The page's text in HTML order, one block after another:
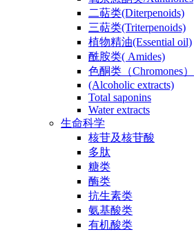
二萜类(Diterpenoids)
三萜类(Triterpenoids)
植物精油(Essential oil)
酰胺类( Amides)
色酮类（Chromones）
(Alcoholic extracts)
Total saponins
Water extracts
生命科学
核苷及核苷酸
多肽
糖类
酶类
抗生素类
氨基酸类
有机酸类